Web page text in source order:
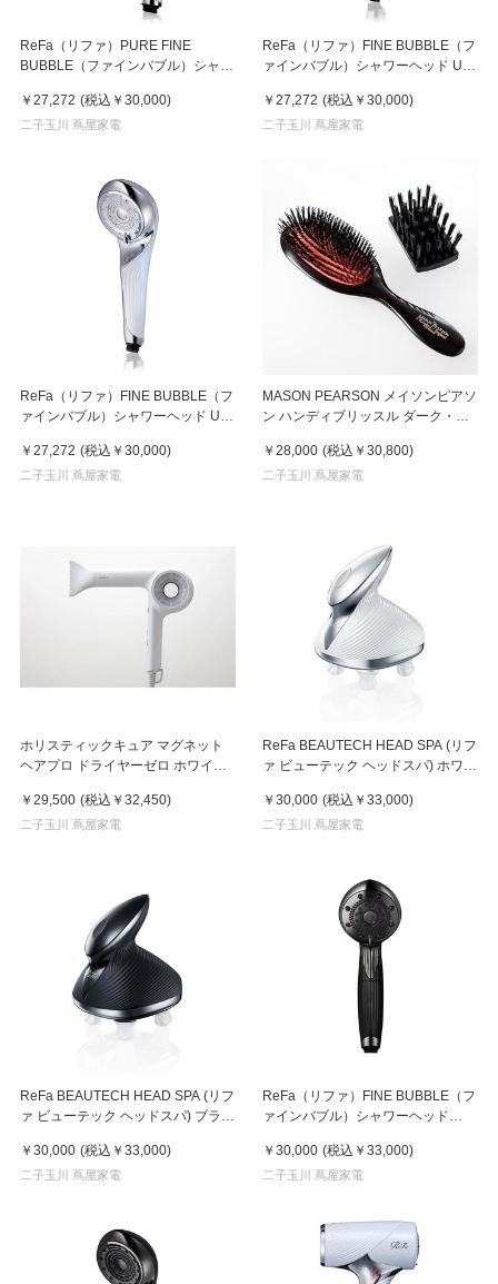
ReFa（リファ）PURE FINE
BUBBLE（ファインバブル）シャワ
￥27,272 (税込 ￥30,000)
二子玉川 蔦屋家電
ReFa（リファ）FINE BUBBLE（フ
ァインバブル）シャワーヘッド U
￥27,272 (税込 ￥30,000)
二子玉川 蔦屋家電
ReFa（リファ）FINE BUBBLE（フ
ァインバブル）シャワーヘッド U
￥27,272 (税込 ￥30,000)
二子玉川 蔦屋家電
MASON PEARSON メイソンピアソ
ン ハンディブリッスル ダーク・ル
￥28,000 (税込 ￥30,800)
二子玉川 蔦屋家電
ホリスティックキュア マグネット
ヘアプロ ドライヤーゼロ ホワイト
￥29,500 (税込 ￥32,450)
二子玉川 蔦屋家電
ReFa BEAUTECH HEAD SPA (リフ
ァ ビューテック ヘッドスパ) ホワイ
￥30,000 (税込 ￥33,000)
二子玉川 蔦屋家電
ReFa BEAUTECH HEAD SPA (リフ
ァ ビューテック ヘッドスパ) ブラッ
￥30,000 (税込 ￥33,000)
二子玉川 蔦屋家電
ReFa（リファ）FINE BUBBLE（フ
ァインバブル）シャワーヘッド
￥30,000 (税込 ￥33,000)
二子玉川 蔦屋家電